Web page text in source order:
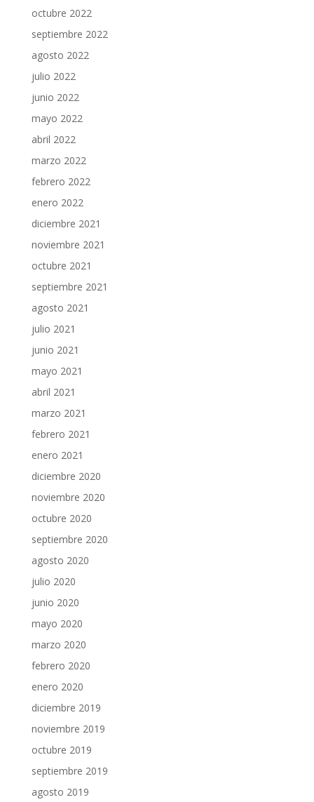
octubre 2022
septiembre 2022
agosto 2022
julio 2022
junio 2022
mayo 2022
abril 2022
marzo 2022
febrero 2022
enero 2022
diciembre 2021
noviembre 2021
octubre 2021
septiembre 2021
agosto 2021
julio 2021
junio 2021
mayo 2021
abril 2021
marzo 2021
febrero 2021
enero 2021
diciembre 2020
noviembre 2020
octubre 2020
septiembre 2020
agosto 2020
julio 2020
junio 2020
mayo 2020
marzo 2020
febrero 2020
enero 2020
diciembre 2019
noviembre 2019
octubre 2019
septiembre 2019
agosto 2019